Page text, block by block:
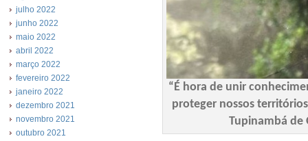
julho 2022
junho 2022
maio 2022
abril 2022
março 2022
fevereiro 2022
janeiro 2022
dezembro 2021
novembro 2021
outubro 2021
“É hora de unir
proteger nossos
Tupinambá de